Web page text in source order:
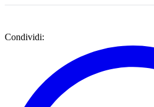
Condividi: